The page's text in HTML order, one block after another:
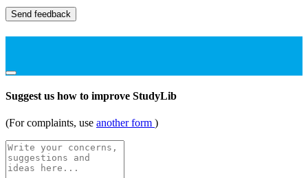
Send feedback
Suggest us how to improve StudyLib
(For complaints, use another form )